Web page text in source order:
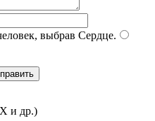
выбрав Сердце.
и др.)